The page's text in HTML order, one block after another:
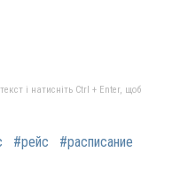
і натисніть Ctrl + Enter, щоб
#рейс
#расписание